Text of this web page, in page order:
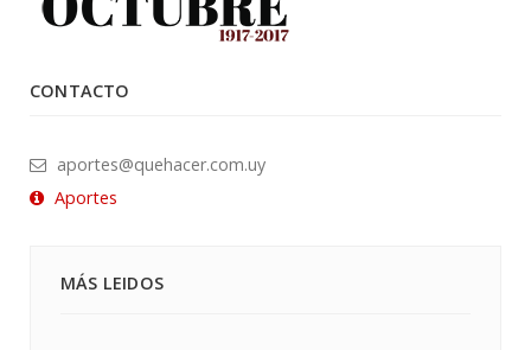
CONTACTO
aportes@quehacer.com.uy
Aportes
MÁS LEIDOS